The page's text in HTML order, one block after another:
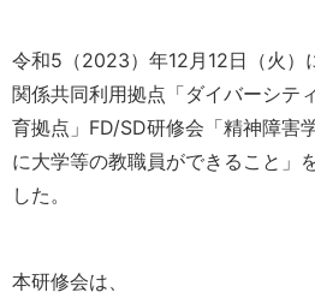
令和5（2023）年12月12日（火）
関係共同利用拠点「ダイバーシテ
育拠点」FD/SD研修会「精神障害
に大学等の教職員ができること」
した。
本研修会は、